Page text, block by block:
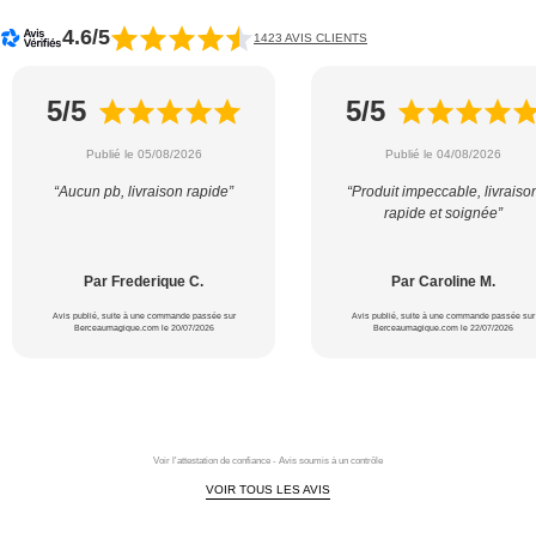
4.6/5 1423 AVIS CLIENTS
5/5
Publié le 05/08/2026
“Aucun pb, livraison rapide”
Par Frederique C.
Avis publié, suite à une commande passée sur
Berceaumagique.com le 20/07/2026
5/5
Publié le 04/08/2026
“Produit impeccable,
rapide et soignée”
Par Caroline M.
Avis publié, suite à une commande passée sur
Berceaumagique.com le 22/07/2026
Voir l'attestation de confiance - Avis soumis à un contrôle
VOIR TOUS LES AVIS